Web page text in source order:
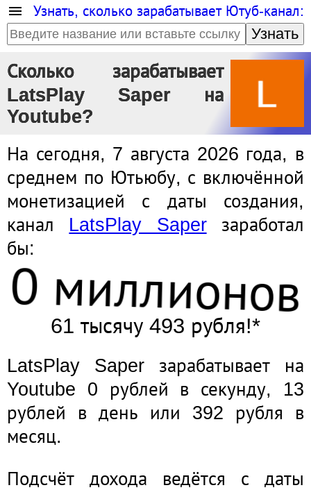
Узнать, сколько зарабатывает Ютуб-канал:
Узнать
Сколько зарабатывает
LatsPlay Saper на
Youtube?
На сегодня, 7 августа 2026 года, в
среднем по Ютьюбу, с включённой
монетизацией с даты создания,
канал LatsPlay Saperзаработал
бы:
0 миллионов
61 тысячу 493 рубля!*
LatsPlay Saper зарабатывает на
Youtube 0 рублей в секунду, 13
рублей в день или 392 рубля в
месяц.
Подсчёт дохода ведётся с даты